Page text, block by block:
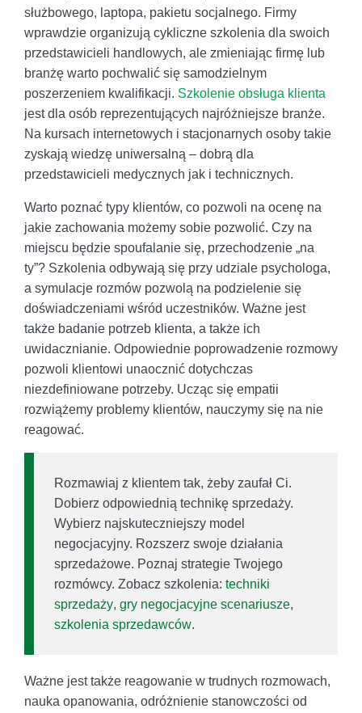
służbowego, laptopa, pakietu socjalnego. Firmy
wprawdzie organizują cykliczne szkolenia dla swoich
przedstawicieli handlowych, ale zmieniając firmę lub
branżę warto pochwalić się samodzielnym
poszerzeniem kwalifikacji. Szkolenie obsługa klienta
jest dla osób reprezentujących najróżniejsze branże.
Na kursach internetowych i stacjonarnych osoby takie
zyskają wiedzę uniwersalną – dobrą dla
przedstawicieli medycznych jak i technicznych.
Warto poznać typy klientów, co pozwoli na ocenę na
jakie zachowania możemy sobie pozwolić. Czy na
miejscu będzie spoufalanie się, przechodzenie „na
ty”? Szkolenia odbywają się przy udziale psychologa,
a symulacje rozmów pozwolą na podzielenie się
doświadczeniami wśród uczestników. Ważne jest
także badanie potrzeb klienta, a także ich
uwidacznianie. Odpowiednie poprowadzenie rozmowy
pozwoli klientowi unaocznić dotychczas
niezdefiniowane potrzeby. Ucząc się empatii
rozwiążemy problemy klientów, nauczymy się na nie
reagować.
Rozmawiaj z klientem tak, żeby zaufał Ci.
Dobierz odpowiednią technikę sprzedaży.
Wybierz najskuteczniejszy model
negocjacyjny. Rozszerz swoje działania
sprzedażowe. Poznaj strategie Twojego
rozmówcy. Zobacz szkolenia: techniki
sprzedaży, gry negocjacyjne scenariusze,
szkolenia sprzedawców.
Ważne jest także reagowanie w trudnych rozmowach,
nauka opanowania, odróżnienie stanowczości od